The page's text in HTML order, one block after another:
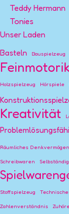
Teddy Hermann
Tonies
Unser Laden
Basteln Bauspielzeug
Holzspielzeug Hörspiele
Kreativität
Räumliches Denkvermögen
Schreibwaren
Stoffspielzeug
Zahlenverständnis